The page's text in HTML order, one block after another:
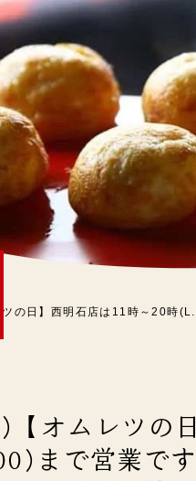
ツの日】西明石店は11時～20時
【オムレツの
まで営業で